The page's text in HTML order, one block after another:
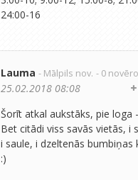
24:00-16
Lauma - Mālpils nov. - 0
25.02.2018 08:08
Šorīt atkal aukstāks, pie loga -
Bet citādi viss savās vietās, i
i saule, i dzeltenās bumbiņas
:)